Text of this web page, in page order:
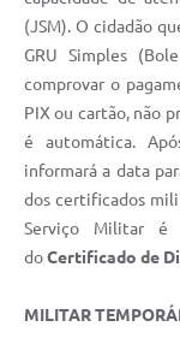
(JSM). O cidadão
GRU Simples
comprovar o
PIX ou cartão, não
é automática.
informará a data
dos certificados
Serviço Militar
doCertificado de
MILITAR